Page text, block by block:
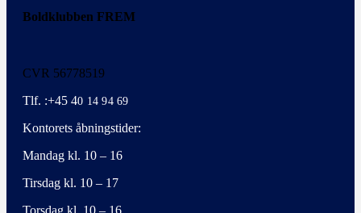
Boldklubben FREM
CVR 56778519
Tlf. :+45 40 14 94 69
Kontorets åbningstider:
Mandag kl. 10 – 16
Tirsdag kl. 10 – 17
Torsdag kl. 10 – 16